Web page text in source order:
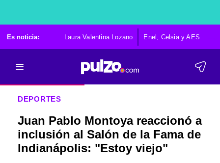
Es noticia: Laura Valentina Lozano Enel, Celsia y AES
DEPORTES
Juan Pablo Montoya reaccionó a
inclusión al Salón de la Fama de
Indianápolis: "Estoy viejo"